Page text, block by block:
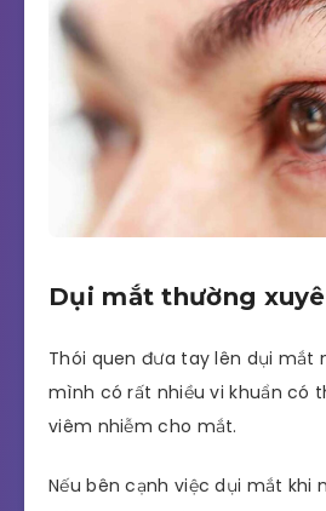
Dụi mắt thường
Thói quen đưa tay lên dụi mắt
mình có rất nhiều vi khuẩn có
viêm nhiễm cho mắt.
Nếu bên cạnh việc dụi mắt khi